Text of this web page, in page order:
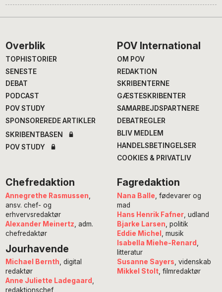
Footer
Overblik
TOPHISTORIER
SENESTE
DEBAT
PODCAST
POV STUDY
SPONSOREREDE ARTIKLER
SKRIBENTBASEN
POV STUDY
POV International
OM POV
REDAKTION
SKRIBENTERNE
GÆSTESKRIBENTER
SAMARBEJDSPARTNERE
DEBATREGLER
BLIV MEDLEM
HANDELSBETINGELSER
COOKIES & PRIVATLIV
Chefredaktion
Annegrethe Rasmussen
ansv. chef- og
erhvervsredaktør
Alexander Meinertz , adm.
chefredaktør
Jourhavende
Michael Bernth, digital
redaktør
Anne Juliette Ladegaard ,
redaktionschef
Fagredaktion
Nana Balle , fødevarer og
mad
Hans Henrik Fafner, udland
Bjarke Larsen , politik
Eddie Michel
, musik
Isabella Miehe-Renard
litteratur
Susanne Sayers , videnskab
Mikkel Stolt, filmredaktør